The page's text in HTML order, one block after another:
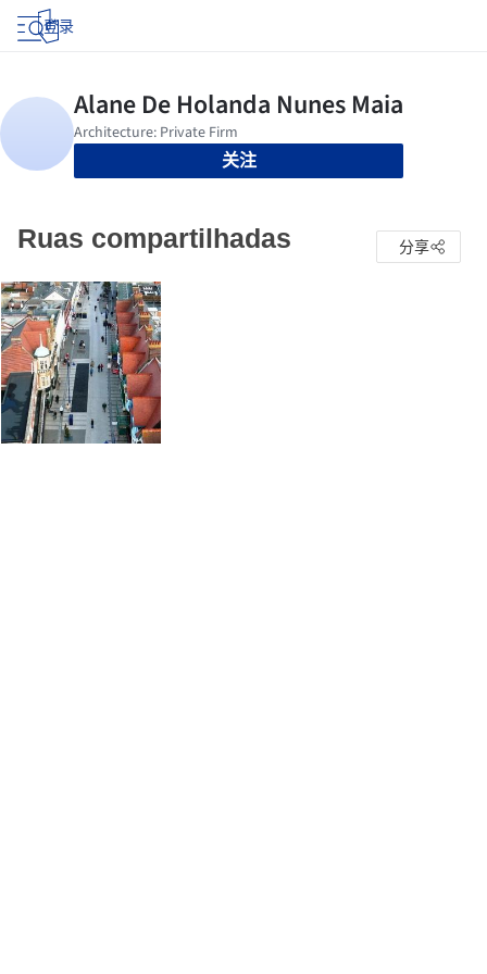
登录
关注
Ruas compartilhadas 分享